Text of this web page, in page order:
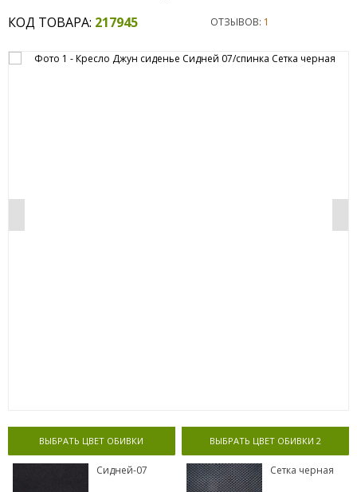
КОД ТОВАРА: 217945 ОТЗЫВОВ: 1
ВЫБРАТЬ ЦВЕТ ОБИВКИ
Сидней-07
ВЫБРАТЬ ЦВЕТ ОБИВКИ 2
Сетка черная